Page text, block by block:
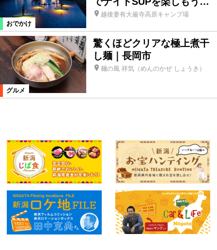
おでかけ
越後妻有大厳寺高原キャンプ場
グルメ
驚くほどクリアな極上煮干
し麺｜長岡市
麺の風 祥気（めんのかぜ しょうき）